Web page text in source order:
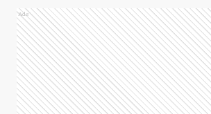
Ads